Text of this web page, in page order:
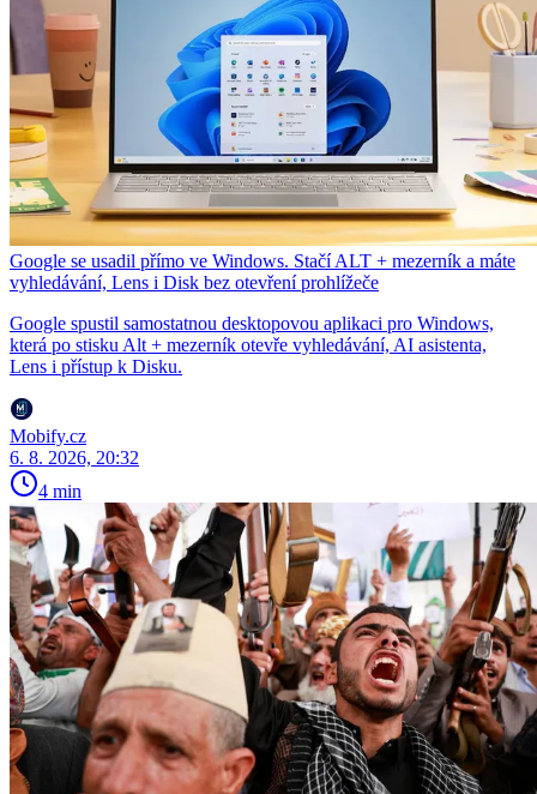
Google se usadil přímo ve Windows. Stačí ALT + mezerník a máte
vyhledávání, Lens i Disk bez otevření prohlížeče
Google spustil samostatnou desktopovou aplikaci pro Windows,
která po stisku Alt + mezerník otevře vyhledávání, AI asistenta,
Lens i přístup k Disku.
Mobify.cz
6. 8. 2026, 20:32
4 min